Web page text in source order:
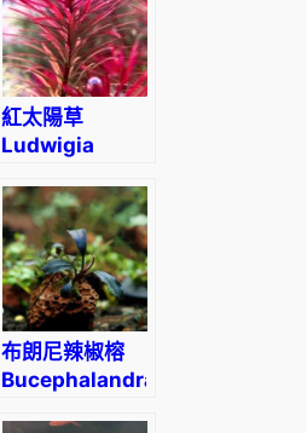
紅太陽草
Ludwigia
meta.
‘Pantanal’
布朗尼辣椒榕
Bucephalandra